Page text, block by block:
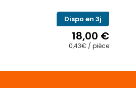
produit
Dispo en 3j
18,00 €
0,43€ / pièce